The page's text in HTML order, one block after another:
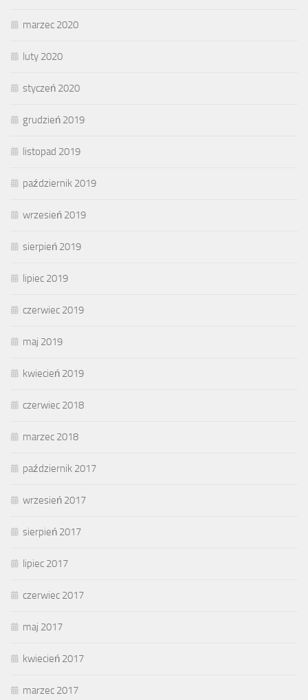
marzec 2020
luty 2020
styczeń 2020
grudzień 2019
listopad 2019
październik 2019
wrzesień 2019
sierpień 2019
lipiec 2019
czerwiec 2019
maj 2019
kwiecień 2019
czerwiec 2018
marzec 2018
październik 2017
wrzesień 2017
sierpień 2017
lipiec 2017
czerwiec 2017
maj 2017
kwiecień 2017
marzec 2017